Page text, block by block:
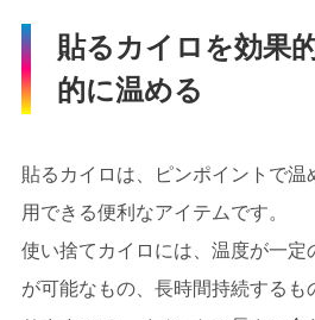
貼るカイロを効果
的に温める
貼るカイロは、ピンポイントで温
用できる便利なアイテムです。
使い捨てカイロには、温度が一定
が可能なもの、長時間持続するも